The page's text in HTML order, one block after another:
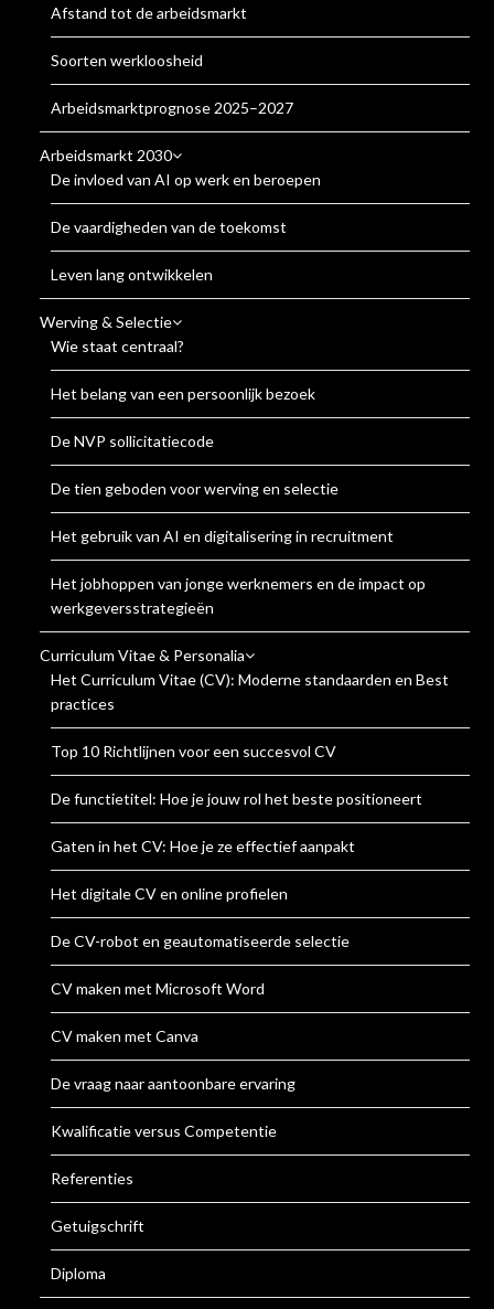
Afstand tot de arbeidsmarkt
Soorten werkloosheid
Arbeidsmarktprognose 2025–2027
Arbeidsmarkt 2030
De invloed van AI op werk en beroepen
De vaardigheden van de toekomst
Leven lang ontwikkelen
Werving & Selectie
Wie staat centraal?
Het belang van een persoonlijk bezoek
De NVP sollicitatiecode
De tien geboden voor werving en selectie
Het gebruik van AI en digitalisering in recruitment
Het jobhoppen van jonge werknemers en de impact op
werkgeversstrategieën
Curriculum Vitae & Personalia
Het Curriculum Vitae (CV): Moderne standaarden en Best
practices
Top 10 Richtlijnen voor een succesvol CV
De functietitel: Hoe je jouw rol het beste positioneert
Gaten in het CV: Hoe je ze effectief aanpakt
Het digitale CV en online profielen
De CV-robot en geautomatiseerde selectie
CV maken met Microsoft Word
CV maken met Canva
De vraag naar aantoonbare ervaring
Kwalificatie versus Competentie
Referenties
Getuigschrift
Diploma